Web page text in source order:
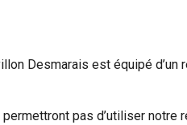
Desmarais est équipé d’un
pas d’utiliser notre